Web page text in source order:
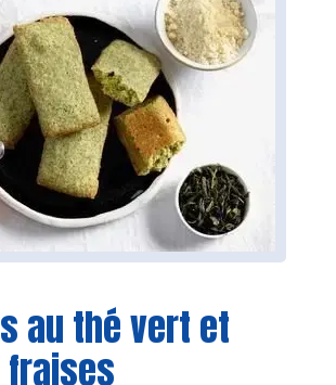
au thé vert et